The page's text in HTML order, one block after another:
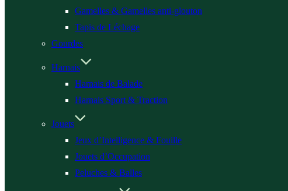
Gamelles & Gamelles anti-glouton
Tapis de Léchage
Gourdes
Harnais
Harnais de Balade
Harnais Sport & Traction
Jouets
Jeux d’Intelligence & Fouille
Jouets d’Occupation
Peluches & Balles